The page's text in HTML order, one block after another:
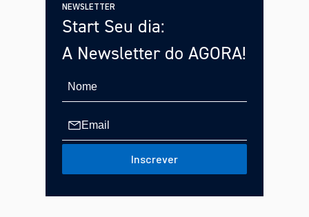
NEWSLETTER
Start Seu dia:
A Newsletter do AGORA!
Inscrever